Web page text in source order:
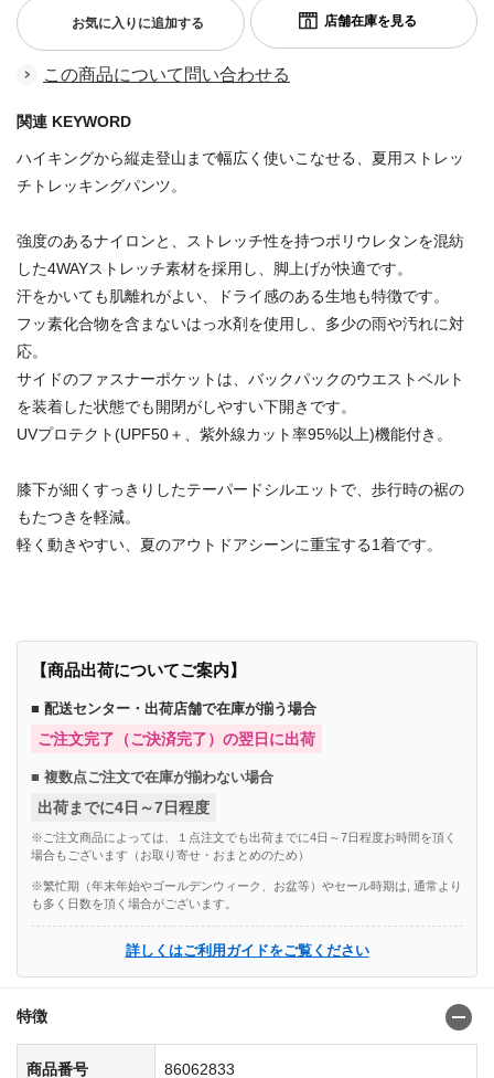
お気に入りに追加する
この商品について問い合わせる
関連 KEYWORD
ハイキングから縦走登山まで幅広く使いこなせる、夏用ストレッ
チトレッキングパンツ。
強度のあるナイロンと、ストレッチ性を持つポリウレタンを混紡
した4WAYストレッチ素材を採用し、脚上げが快適です。
汗をかいても肌離れがよい、ドライ感のある生地も特徴です。
フッ素化合物を含まないはっ水剤を使用し、多少の雨や汚れに対
応。
サイドのファスナーポケットは、バックパックのウエストベルト
を装着した状態でも開閉がしやすい下開きです。
UVプロテクト(UPF50＋、紫外線カット率95%以上)機能付き。
膝下が細くすっきりしたテーパードシルエットで、歩行時の裾の
もたつきを軽減。
軽く動きやすい、夏のアウトドアシーンに重宝する1着です。
【商品出荷についてご案内】
■ 配送センター・出荷店舗で在庫が揃う場合
ご注文完了（ご決済完了）の翌日に出荷
■ 複数点ご注文で在庫が揃わない場合
出荷までに4日～7日程度
※ご注文商品によっては、１点注文でも出荷までに4日～7日程度お時間を頂く
場合もございます（お取り寄せ・おまとめのため）
※繁忙期（年末年始やゴールデンウィーク、お盆等）やセール時期は, 通常より
も多く日数を頂く場合がございます。
詳しくはご利用ガイドをご覧ください
特徴
商品番号 86062833